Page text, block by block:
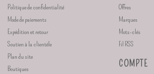
Politique de confidentialité
Mode de paiements
Expédition et retour
Soutien à la clientèle
Plan du site
Boutiques
Offres
Marques
Mots-clés
Fil RSS
COMPTE